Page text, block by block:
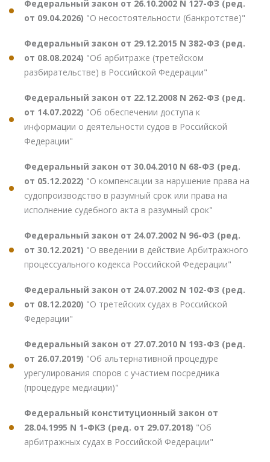
Федеральный закон от 26.10.2002 N 127-ФЗ (ред.
от 09.04.2026) "О несостоятельности (банкротстве)"
Федеральный закон от 29.12.2015 N 382-ФЗ (ред.
от 08.08.2024) "Об арбитраже (третейском
разбирательстве) в Российской Федерации"
Федеральный закон от 22.12.2008 N 262-ФЗ (ред.
от 14.07.2022) "Об обеспечении доступа к
информации о деятельности судов в Российской
Федерации"
Федеральный закон от 30.04.2010 N 68-ФЗ (ред.
от 05.12.2022) "О компенсации за нарушение права на
судопроизводство в разумный срок или права на
исполнение судебного акта в разумный срок"
Федеральный закон от 24.07.2002 N 96-ФЗ (ред.
от 30.12.2021) "О введении в действие Арбитражного
процессуального кодекса Российской Федерации"
Федеральный закон от 24.07.2002 N 102-ФЗ (ред.
от 08.12.2020) "О третейских судах в Российской
Федерации"
Федеральный закон от 27.07.2010 N 193-ФЗ (ред.
от 26.07.2019) "Об альтернативной процедуре
урегулирования споров с участием посредника
(процедуре медиации)"
Федеральный конституционный закон от
28.04.1995 N 1-ФКЗ (ред. от 29.07.2018) "Об
арбитражных судах в Российской Федерации"